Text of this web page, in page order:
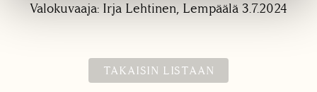
Valokuvaaja: Irja Lehtinen, Lempäälä 3.7.2024
TAKAISIN LISTAAN